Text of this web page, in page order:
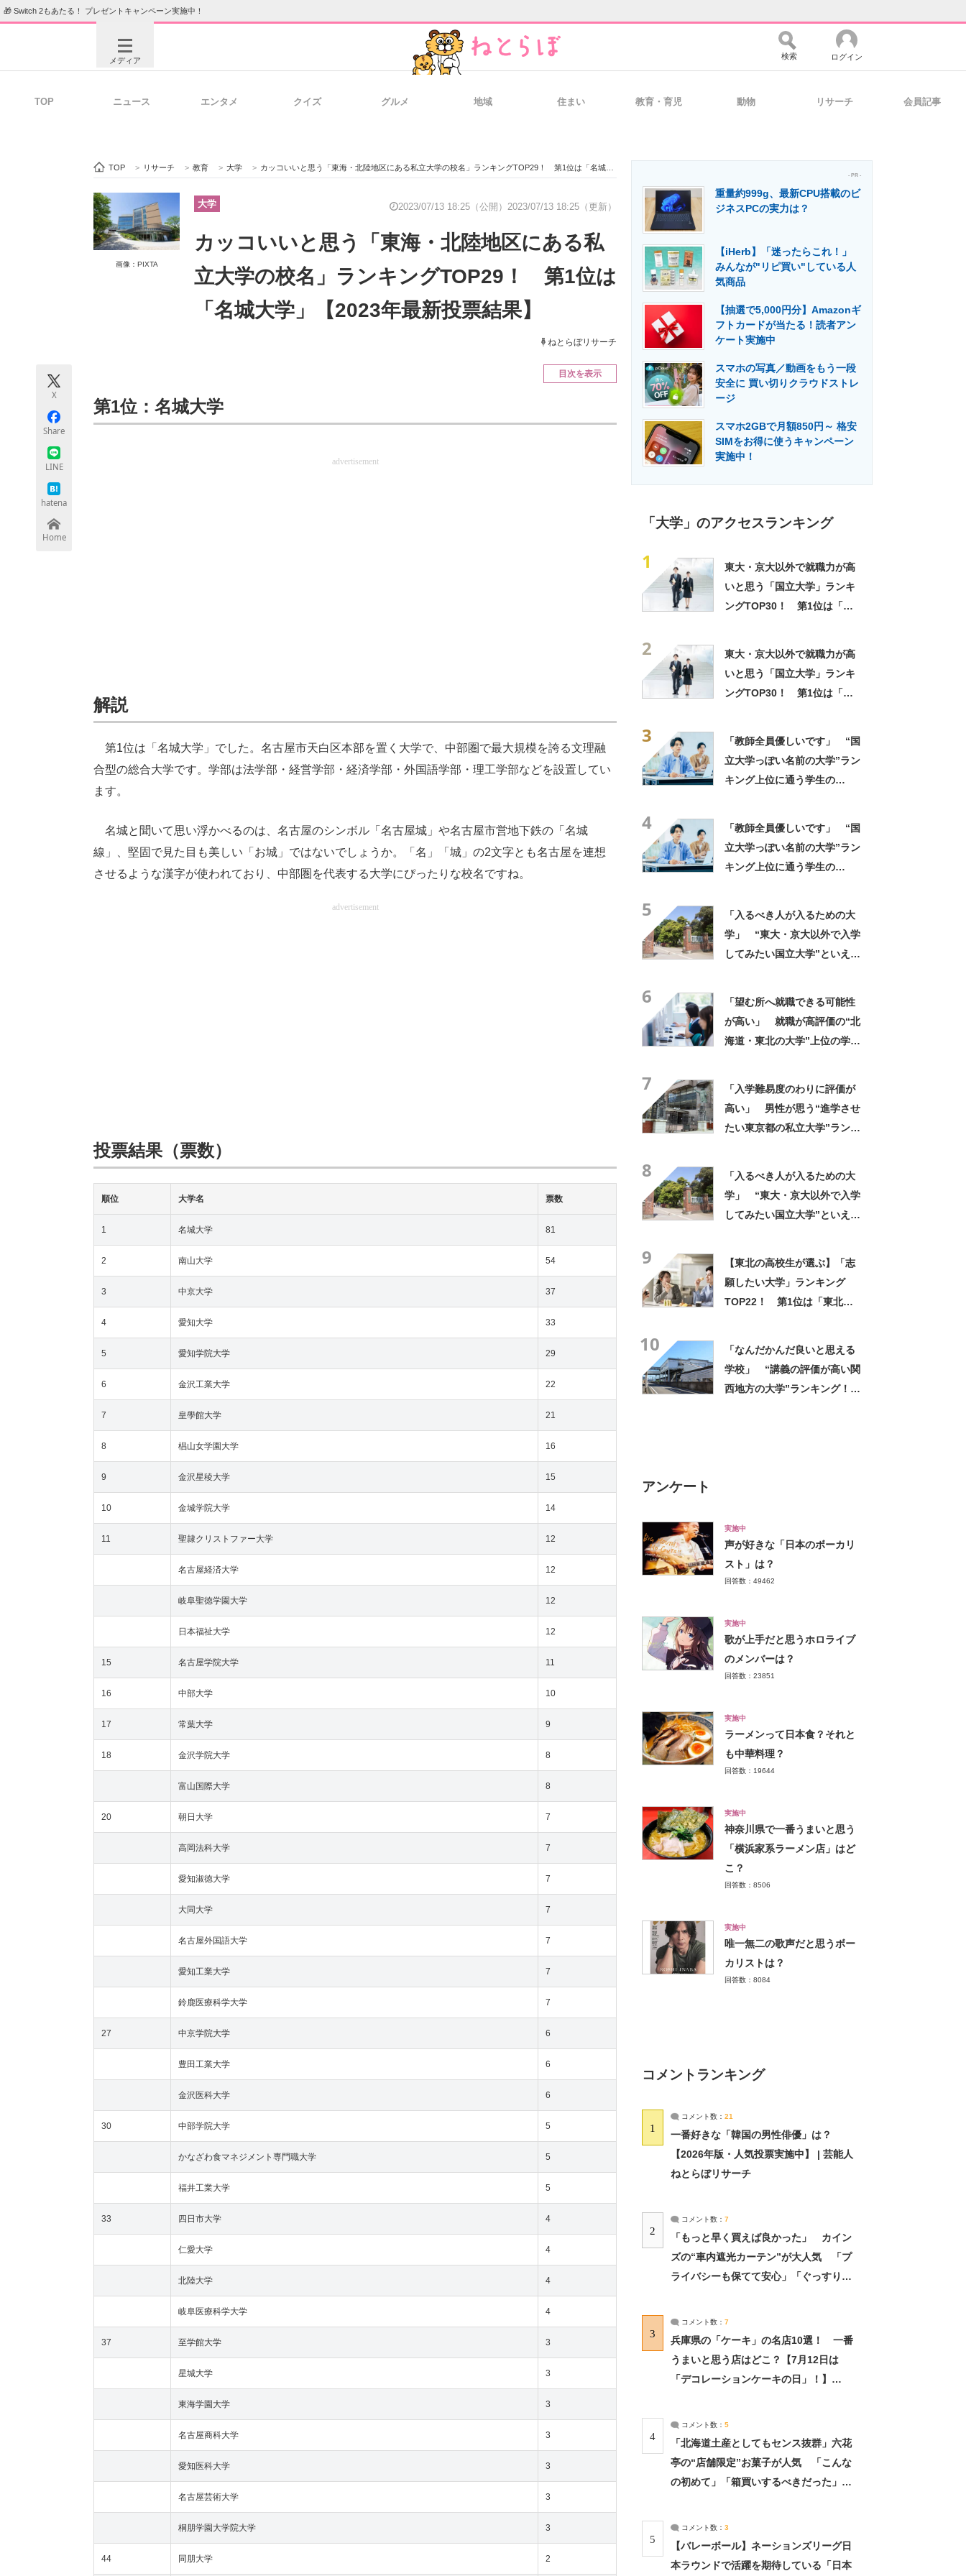
🎁 Switch 2もあたる！ プレゼントキャンペーン実施中！
メディア
ビジネスと働き方のヒント 経営リーダーのコミュニティ マーケ×ITの今がよく分かる
ITエンジニア向け専門サイト 企業向けIT製品の総合サイト 製造業のIT導入・活用を支援
エネルギーの専門メディア 建設×テクノロジーの最前線
ちょっと気になるネットの話題
検索 ログイン
TOP ニュース エンタメ クイズ グルメ 地域 住まい 教育・育児 動物 リサーチ 会員記事
TOP > リサーチ > 教育 > 大学 > カッコいいと思う「東海・北陸地区にある私立大学の校名」ランキングTOP29！ 第1位は「名城大学」【2023年最新投票結果】
画像：PIXTA
大学 2023/07/13 18:25（公開） 2023/07/13 18:25（更新）
カッコいいと思う「東海・北陸地区にある私
立大学の校名」ランキングTOP29！ 第1位は
「名城大学」【2023年最新投票結果】
ねとらぼリサーチ
X
Share
LINE
hatena
Home
目次を表示
第1位：名城大学
advertisement
解説
第1位は「名城大学」でした。名古屋市天白区本部を置く大学で、中部圏で最大規模を誇る文理融
合型の総合大学です。学部は法学部・経営学部・経済学部・外国語学部・理工学部などを設置してい
ます。
名城と聞いて思い浮かべるのは、名古屋のシンボル「名古屋城」や名古屋市営地下鉄の「名城
線」、堅固で見た目も美しい「お城」ではないでしょうか。「名」「城」の2文字とも名古屋を連想
させるような漢字が使われており、中部圏を代表する大学にぴったりな校名ですね。
advertisement
投票結果（票数）
順位 大学名 票数
1 名城大学 81
2 南山大学 54
3 中京大学 37
4 愛知大学 33
5 愛知学院大学 29
6 金沢工業大学 22
7 皇學館大学 21
8 椙山女学園大学 16
9 金沢星稜大学 15
10 金城学院大学 14
11 聖隷クリストファー大学 12
名古屋経済大学 12
岐阜聖徳学園大学 12
日本福祉大学 12
15 名古屋学院大学 11
16 中部大学 10
17 常葉大学 9
18 金沢学院大学 8
富山国際大学 8
20 朝日大学 7
高岡法科大学 7
愛知淑徳大学 7
大同大学 7
名古屋外国語大学 7
愛知工業大学 7
鈴鹿医療科学大学 7
27 中京学院大学 6
豊田工業大学 6
金沢医科大学 6
30 中部学院大学 5
かなざわ食マネジメント専門職大学 5
福井工業大学 5
33 四日市大学 4
仁愛大学 4
北陸大学 4
岐阜医療科学大学 4
37 至学館大学 3
星城大学 3
東海学園大学 3
名古屋商科大学 3
愛知医科大学 3
名古屋芸術大学 3
桐朋学園大学院大学 3
44 同朋大学 2
- PR -
重量約999g、最新CPU搭載のビ
ジネスPCの実力は？
【iHerb】「迷ったらこれ！」
みんなが"リピ買い"している人
気商品
【抽選で5,000円分】Amazonギ
フトカードが当たる！読者アン
ケート実施中
スマホの写真／動画をもう一段
安全に 買い切りクラウドストレ
ージ
スマホ2GBで月額850円～ 格安
SIMをお得に使うキャンペーン
実施中！
「大学」のアクセスランキング
1
東大・京大以外で就職力が高
いと思う「国立大学」ランキ
ングTOP30！ 第1位は「一
2
東大・京大以外で就職力が高
いと思う「国立大学」ランキ
ングTOP30！ 第1位は「一
3
「教師全員優しいです」 “国
立大学っぽい名前の大学”ラン
キング上位に通う学生の
4
「教師全員優しいです」 “国
立大学っぽい名前の大学”ラン
キング上位に通う学生の
5
「入るべき人が入るための大
学」 “東大・京大以外で入学
してみたい国立大学”といえ
6
「望む所へ就職できる可能性
が高い」 就職が高評価の“北
海道・東北の大学”上位の学校
7
「入学難易度のわりに評価が
高い」 男性が思う“進学させ
たい東京都の私立大学”ランキ
8
「入るべき人が入るための大
学」 “東大・京大以外で入学
してみたい国立大学”といえ
9
【東北の高校生が選ぶ】「志
願したい大学」ランキング
TOP22！ 第1位は「東北学
10
「なんだかんだ良いと思える
学校」 “講義の評価が高い関
西地方の大学”ランキング！
アンケート
実施中
声が好きな「日本のボーカリ
スト」は？
回答数：49462
実施中
歌が上手だと思うホロライブ
のメンバーは？
回答数：23851
実施中
ラーメンって日本食？それと
も中華料理？
回答数：19644
実施中
神奈川県で一番うまいと思う
「横浜家系ラーメン店」はど
こ？
回答数：8506
実施中
唯一無二の歌声だと思うボー
カリストは？
回答数：8084
コメントランキング
1
コメント数： 21
一番好きな「韓国の男性俳優」は？
【2026年版・人気投票実施中】 | 芸能人
ねとらぼリサーチ
2
コメント数： 7
「もっと早く買えば良かった」 カイン
ズの“車内遮光カーテン”が大人気 「プ
ライバシーも保てて安心」「ぐっすり眠
3
コメント数： 7
兵庫県の「ケーキ」の名店10選！ 一番
うまいと思う店はどこ？【7月12日は
「デコレーションケーキの日」！】
4
コメント数： 5
「北海道土産としてもセンス抜群」六花
亭の“店舗限定”お菓子が人気 「こんな
の初めて」「箱買いするべきだった」
5
コメント数： 3
【バレーボール】ネーションズリーグ日
本ラウンドで活躍を期待している「日本